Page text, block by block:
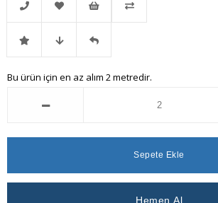
Telefonla
Sipariş
Favorilere
Ekle
İstek
Listeme
İndirimli Fiyat
Ver
Gelince
Bu ürün için en az alım 2 metredir.